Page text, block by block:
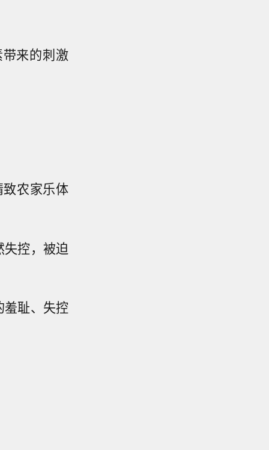
来的刺激
农家乐体
控，被迫
耻、失控